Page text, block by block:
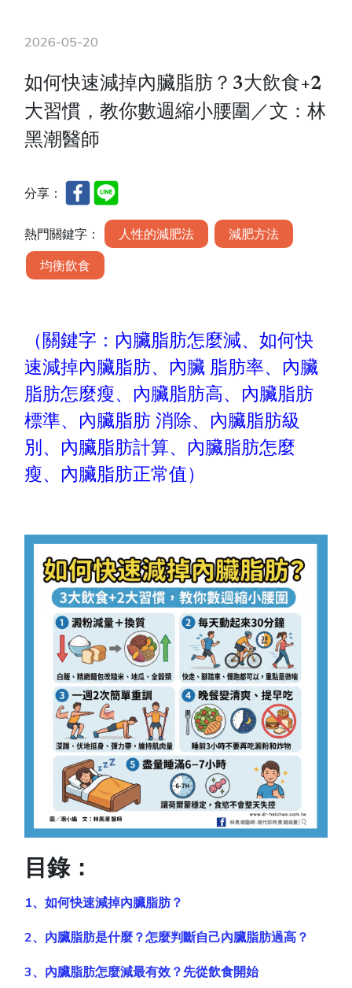
2026-05-20
如何快速減掉內臟脂肪？3大飲食+2
大習慣，教你數週縮小腰圍／文：林
黑潮醫師
分享：
熱門關鍵字： 人性的減肥法
減肥方法
均衡飲食
（關鍵字：內臟脂肪怎麼減、如何快
速減掉內臟脂肪、內臟 脂肪率、內臟
脂肪怎麼瘦、內臟脂肪高、內臟脂肪
標準、內臟脂肪 消除、內臟脂肪級
別、內臟脂肪計算、內臟脂肪怎麼
瘦、內臟脂肪正常值）
目錄：
1、如何快速減掉內臟脂肪？
2、內臟脂肪是什麼？怎麼判斷自己內臟脂肪過高？
3、內臟脂肪怎麼減最有效？先從飲食開始